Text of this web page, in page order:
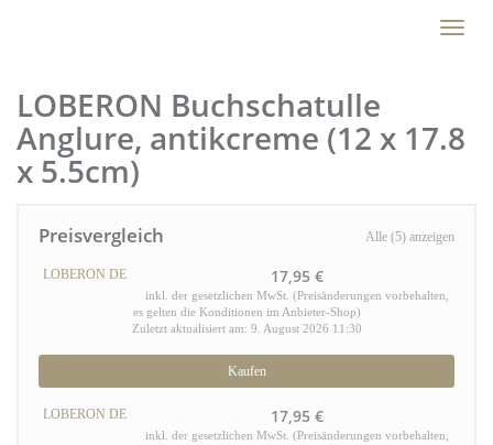
Toggle
LOBERON Buchschatulle
Anglure, antikcreme (12 x 17.8
x 5.5cm)
Alle (5) anzeigen
Preisvergleich
LOBERON DE 17,95 €
inkl. der gesetzlichen MwSt. (Preisänderungen vorbehalten,
es gelten die Konditionen im Anbieter-Shop)
Zuletzt aktualisiert am: 9. August 2026 11:30
Kaufen
LOBERON DE 17,95 €
inkl. der gesetzlichen MwSt. (Preisänderungen vorbehalten,